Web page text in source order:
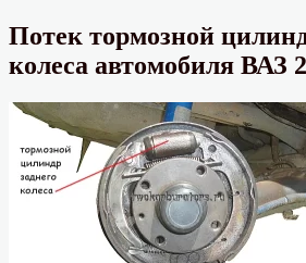
Потек тормозной
колеса автомобиля ВАЗ